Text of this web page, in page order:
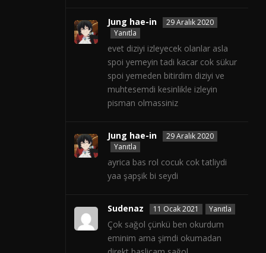
Jung hae-in
29 Aralık 2020
Yanıtla
evet diziyi izleyecek olanlar asla
spoi yemeyin tadi kacar cok sükur
spoi yemeden bitirdim diziyi ve
muhtesemdi kesinlikle izleyin
pisman olmassiniz
Jung hae-in
29 Aralık 2020
Yanıtla
ayrica bas rol cocuk cok tatliydi
yaa şapşik bi seydi
Sudenaz 11 Ocak 2021 Yanıtla
Çok sağol çünkü ben okurdum
eminim ama şimdi okumadan